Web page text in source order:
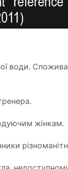
води.
жінкам.